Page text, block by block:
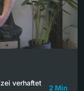
verhaftet
2 Min